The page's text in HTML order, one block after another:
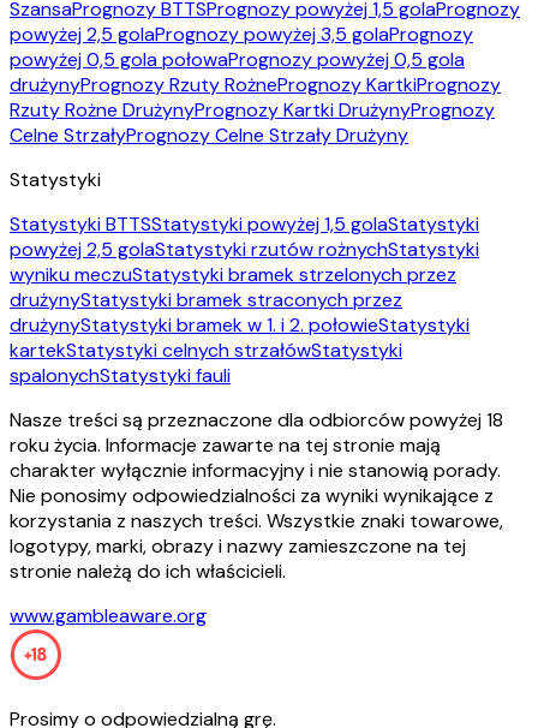
SzansaPrognozy BTTSPrognozy powyżej 1,5 golaPrognozy
powyżej 2,5 golaPrognozy powyżej 3,5 golaPrognozy
powyżej 0,5 gola połowaPrognozy powyżej 0,5 gola
drużynyPrognozy Rzuty RożnePrognozy KartkiPrognozy
Rzuty Rożne DrużynyPrognozy Kartki DrużynyPrognozy
Celne StrzałyPrognozy Celne Strzały Drużyny
Statystyki
Statystyki BTTSStatystyki powyżej 1,5 golaStatystyki
powyżej 2,5 golaStatystyki rzutów rożnychStatystyki
wyniku meczuStatystyki bramek strzelonych przez
drużynyStatystyki bramek straconych przez
drużynyStatystyki bramek w 1. i 2. połowieStatystyki
kartekStatystyki celnych strzałówStatystyki
spalonychStatystyki fauli
Nasze treści są przeznaczone dla odbiorców powyżej 18
roku życia. Informacje zawarte na tej stronie mają
charakter wyłącznie informacyjny i nie stanowią porady.
Nie ponosimy odpowiedzialności za wyniki wynikające z
korzystania z naszych treści. Wszystkie znaki towarowe,
logotypy, marki, obrazy i nazwy zamieszczone na tej
stronie należą do ich właścicieli.
www.gambleaware.org
Prosimy o odpowiedzialną grę.